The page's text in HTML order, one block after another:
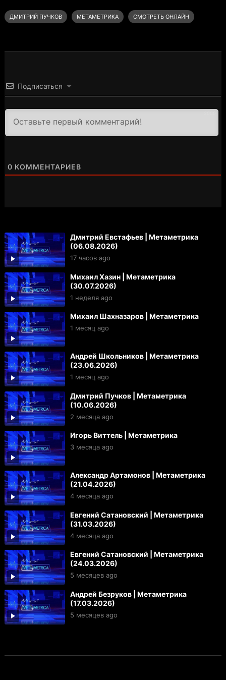
ДМИТРИЙ ПУЧКОВ МЕТАМЕТРИКА СМОТРЕТЬ ОНЛАЙН
Подписаться
0 КОММЕНТАРИЕВ
Дмитрий Евстафьев | Метаметрика
(06.08.2026)
17 часов ago
Михаил Хазин | Метаметрика
(30.07.2026)
1 неделя ago
Михаил Шахназаров | Метаметрика
1 месяц ago
Андрей Школьников | Метаметрика
(23.06.2026)
1 месяц ago
Дмитрий Пучков | Метаметрика
(10.06.2026)
2 месяца ago
Игорь Виттель | Метаметрика
3 месяца ago
Александр Артамонов | Метаметрика
(21.04.2026)
4 месяца ago
Евгений Сатановский | Метаметрика
(31.03.2026)
4 месяца ago
Евгений Сатановский | Метаметрика
(24.03.2026)
5 месяцев ago
Андрей Безруков | Метаметрика
(17.03.2026)
5 месяцев ago